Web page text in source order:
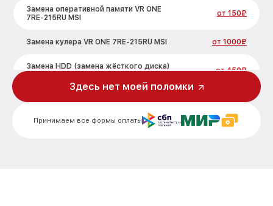
Замена оперативной памяти VR ONE
7RE-215RU MSI
от 150₽
Замена кулера VR ONE 7RE-215RU MSI от 1000₽
Замена HDD (замена жёсткого диска)
от 450₽
от 350₽
Принимаем все формы оплаты
Здесь нет моей поломки